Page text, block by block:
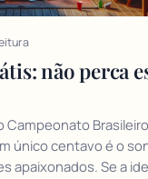
não perca
Campeonato Brasileiro
único centavo é o
apaixonados. Se a